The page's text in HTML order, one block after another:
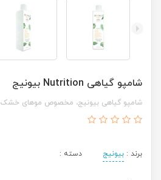
شامپو گیاهی Nutrition بیونیج
شامپو گیاهی بیونیج، مخصوص موهای خشک
برند : بیونیج دسته :